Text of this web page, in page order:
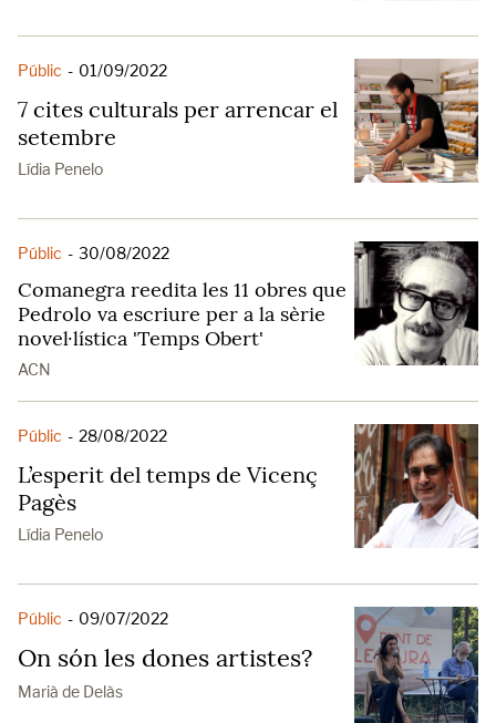
Públic - 01/09/2022
7 cites culturals per arrencar el
setembre
Lídia Penelo
Públic - 30/08/2022
Comanegra reedita les 11 obres que
Pedrolo va escriure per a la sèrie
novel·lística 'Temps Obert'
ACN
Públic - 28/08/2022
L’esperit del temps de Vicenç
Pagès
Lídia Penelo
Públic - 09/07/2022
On són les dones artistes?
Marià de Delàs